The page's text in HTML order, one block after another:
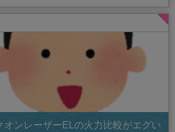
オンレーザーELの火力比較がエグい